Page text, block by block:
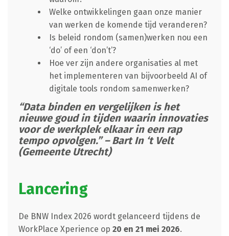
Welke ontwikkelingen gaan onze manier
van werken de komende tijd veranderen?
Is beleid rondom (samen)werken nou een
‘do’ of een ‘don’t’?
Hoe ver zijn andere organisaties al met
het implementeren van bijvoorbeeld AI of
digitale tools rondom samenwerken?
“Data binden en vergelijken is het
nieuwe goud in tijden waarin innovaties
voor de werkplek elkaar in een rap
tempo opvolgen.” – Bart In ‘t Velt
(Gemeente Utrecht)
Lancering
De BNW Index 2026 wordt gelanceerd tijdens de
WorkPlace Xperience op 20 en 21 mei 2026.